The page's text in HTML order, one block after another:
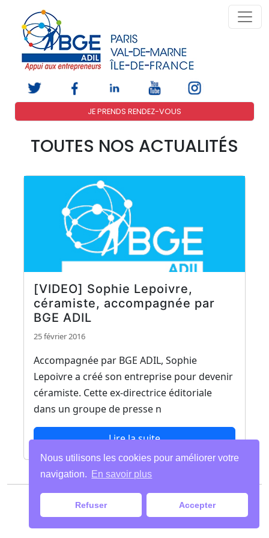
JE PRENDS RENDEZ-VOUS
TOUTES NOS ACTUALITÉS
[VIDEO] Sophie Lepoivre,
céramiste, accompagnée par
BGE ADIL
25 février 2016
Accompagnée par BGE ADIL, Sophie
Lepoivre a créé son entreprise pour devenir
céramiste. Cette ex-directrice éditoriale
dans un groupe de presse n
Lire la suite
Paiements|Mentions légales
| Tous droits
réservés
Nous utilisons les cookies pour améliorer votre
navigation.
En savoir plus
Refuser Accepter